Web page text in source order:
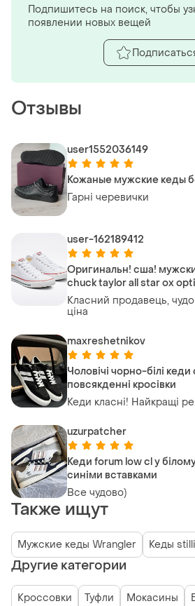
Отзывы
user1552036149
Кожаные мужские кеды
Гарні черевички
user-162189412
Оригинальн! сша!
chuck taylor all star ox
кроссовки конверс
Класний продавець,
ціна
maxreshetnikov
Чоловічі чорно-білі
повсякденні кросівки
Кеди класні! Найкращі
uzurpatcher
Кеди forum low cl у
синіми вставками
Все чудово)
Также ищут
Мужские кеды Wrangler Кеды stilli
Другие категории
Кроссовки Туфли Мокасины
Подпишитесь на поиск, чтобы
появлении новых вещей